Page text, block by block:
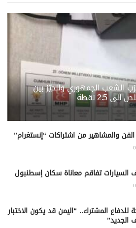
الشعب الجمهوري والحيّز بين
2.5 نقطة
الفن والمشاهير من اشتراكات “إنستغرام”
السيارات تفاقم معاناة سكان إسطنبول
للدفاع المشترك.. “اليمن قد يكون الاختبار
الجديد”